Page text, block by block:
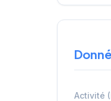
Activité